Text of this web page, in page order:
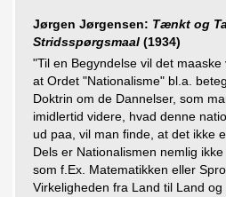
Jørgen Jørgensen: Tænkt og
Stridsspørgsmaal(1934)
"Til en Begyndelse vil det
at Ordet "Nationalisme" bl.a.
Doktrin om de Dannelser, som
imidlertid videre, hvad denne
ud paa, vil man finde, at det ikke
Dels er Nationalismen nemlig
som f.Ex. Matematikken eller
Virkeligheden fra Land til Land